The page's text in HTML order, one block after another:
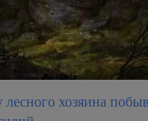
хозяина